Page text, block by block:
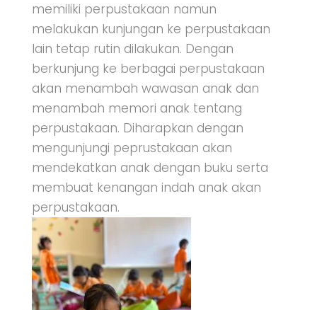
memiliki perpustakaan namun
melakukan kunjungan ke perpustakaan
lain tetap rutin dilakukan. Dengan
berkunjung ke berbagai perpustakaan
akan menambah wawasan anak dan
menambah memori anak tentang
perpustakaan. Diharapkan dengan
mengunjungi peprustakaan akan
mendekatkan anak dengan buku serta
membuat kenangan indah anak akan
perpustakaan.